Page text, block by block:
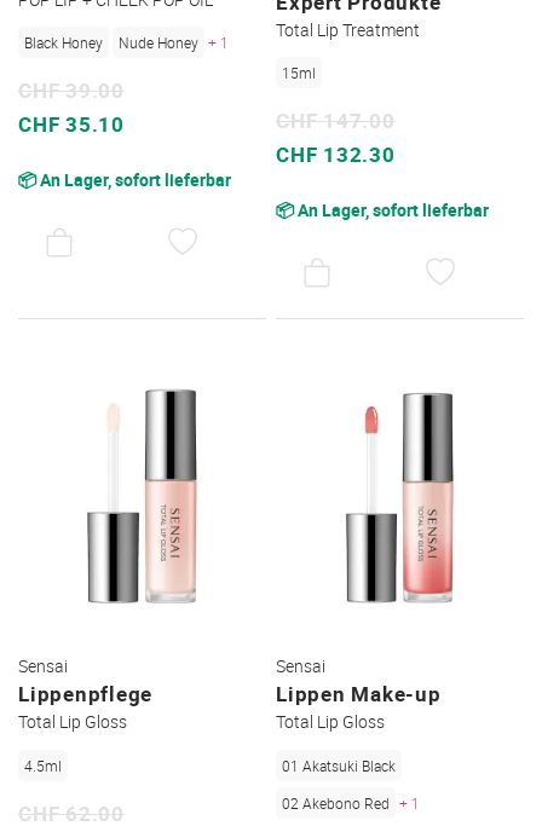
Black Honey Nude Honey + 1
Sonderpreis
CHF 35.10
CHF 39.00
📦 An Lager, sofort lieferbar
Total Lip Treatment
15ml
Sonderpreis
CHF 132.30
CHF 147.00
📦 An Lager, sofort lieferbar
Sensai
Lippenpflege
Total Lip Gloss
4.5ml
CHF 62.00
Sensai
Lippen Make-up
Total Lip Gloss
01 Akatsuki Black
02 Akebono Red + 1